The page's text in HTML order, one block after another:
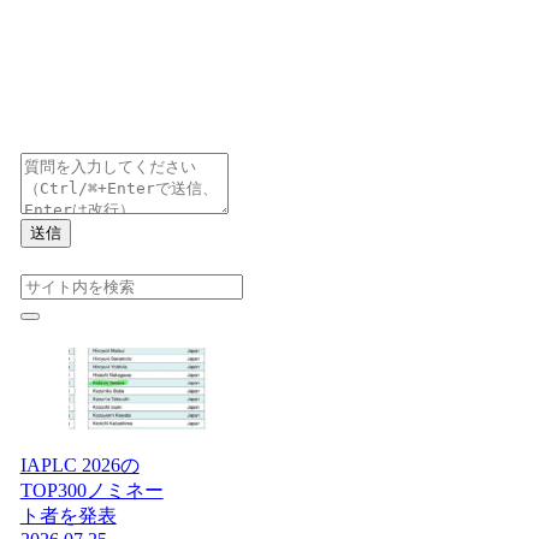
送信
IAPLC 2026の
TOP300ノミネー
ト者を発表